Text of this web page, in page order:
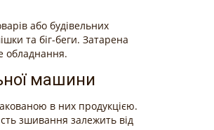
або будівельних
та біг-беги. Затарена
обладнання.
машини
в них продукцією.
зшивання залежить від